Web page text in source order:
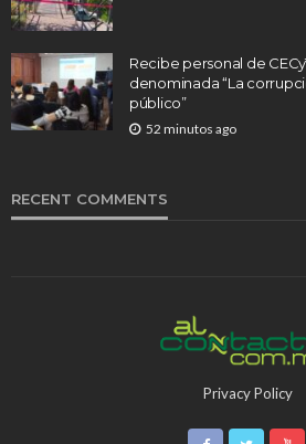
Recibe personal de
denominada “La
público”
52 minutos ago
RECENT COMMENTS
Privacy Policy